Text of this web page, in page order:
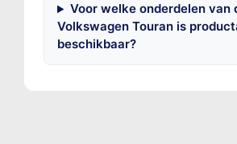
Voor welke onderdelen van
Volkswagen Touran is
beschikbaar?